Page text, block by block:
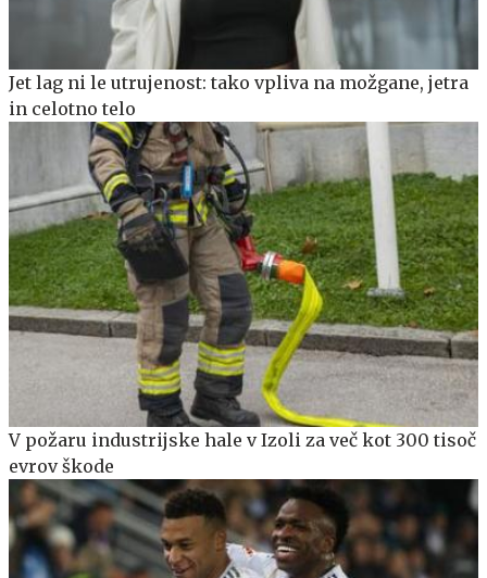
Jet lag ni le utrujenost: tako vpliva na možgane, jetra
in celotno telo
V požaru industrijske hale v Izoli za več kot 300 tisoč
evrov škode